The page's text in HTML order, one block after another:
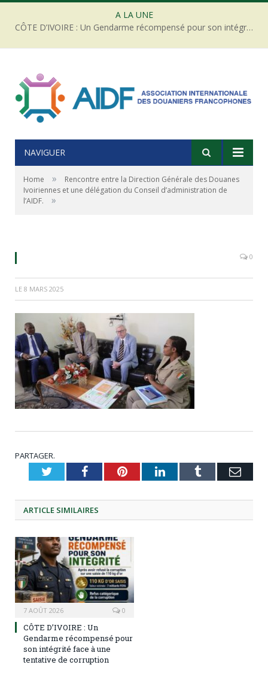
A LA UNE
CÔTE D’IVOIRE : Un Gendarme récompensé pour son intégrité face à une tentative de corruption
NAVIGUER
Home »
Rencontre entre la Direction Générale des Douanes
Ivoiriennes et une délégation du Conseil d’administration de
l’AIDF.
»
0
LE 8 MARS 2025
PARTAGER.
TwitterFacebookPinterestLinkedInTumblr
ARTICLE SIMILAIRES
7 AOÛT 2026 0
CÔTE D’IVOIRE : Un
Gendarme récompensé pour
son intégrité face à une
tentative de corruption